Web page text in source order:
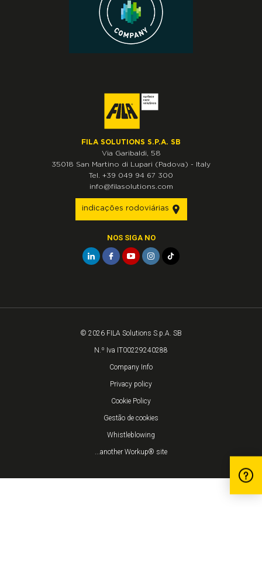
FILA SOLUTIONS S.P.A. SB
Via Garibaldi, 58
35018 San Martino di Lupari (Padova) - Italy
Tel. +39 049 94 67 300
info@filasolutions.com
indicações rodoviárias
NOS SIGA NO
© 2026 FILA Solutions S.p.A. SB
N.º Iva IT00229240288
Company Info
Privacy policy
Cookie Policy
Gestão de cookies
Whistleblowing
...another Workup® site